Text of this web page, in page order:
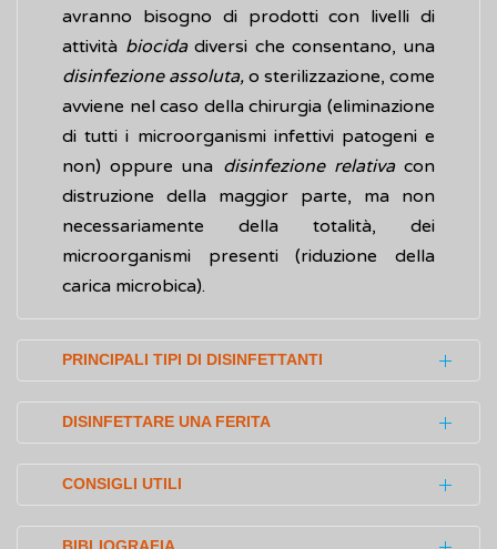
avranno bisogno di prodotti con livelli di
attività biocidadiversi che consentano, una
disinfezione assoluta, o sterilizzazione, come
avviene nel caso della chirurgia (eliminazione
di tutti i microorganismi infettivi patogeni e
non) oppure una disinfezione relativacon
distruzione della maggior parte, ma non
necessariamente della totalità, dei
microorganismi presenti (riduzione della
carica microbica).
PRINCIPALI TIPI DI DISINFETTANTI
I principali tipi di disinfettanti sono:
per la facile reperibilità sul mercato e il
trova in concentrazioni variabili tra il 60
DISINFETTARE UNA FERITA
Nel caso di piccole ferite superficiali, che
possono essere disinfettate senza ricorrere
all'intervento di un medico, è importante
CONSIGLI UTILI
Per permettere che una soluzione